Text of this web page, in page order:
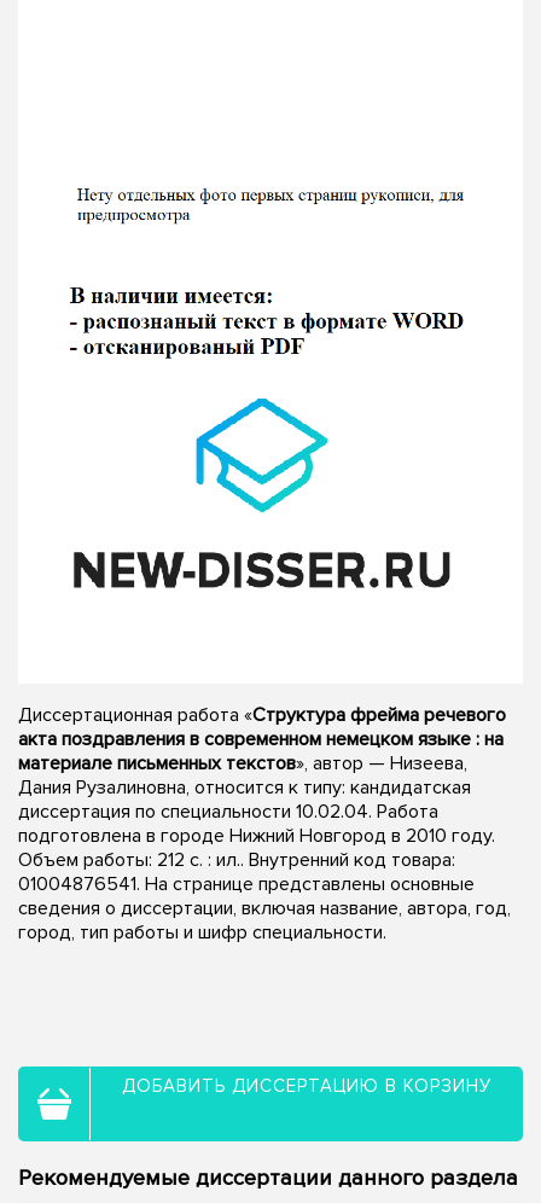
Диссертационная работа «Структура фрейма речевого
акта поздравления в современном немецком языке : на
материале письменных текстов», автор — Низеева,
Дания Рузалиновна, относится к типу: кандидатская
диссертация по специальности 10.02.04. Работа
подготовлена в городе Нижний Новгород в 2010 году.
Объем работы: 212 с. : ил.. Внутренний код товара:
01004876541. На странице представлены основные
сведения о диссертации, включая название, автора, год,
город, тип работы и шифр специальности.
ДОБАВИТЬ ДИССЕРТАЦИЮ В КОРЗИНУ
Рекомендуемые диссертации данного раздела